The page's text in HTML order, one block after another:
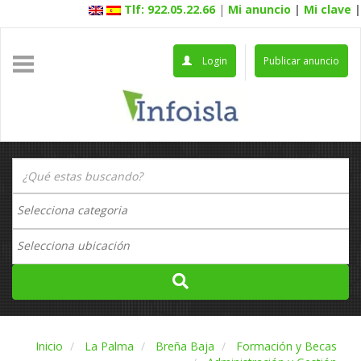
Tlf: 922.05.22.66 | Mi anuncio | Mi clave |
Publicar anuncio
Login
Inicio La Palma Breña Baja
Formación y Becas